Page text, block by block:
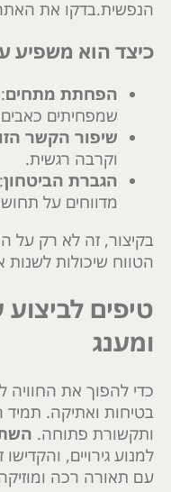
הנפשית.בדקו את
כיצד הוא משפיע
הפחתת מתחים
שמפחיתים
שיפור הקשר
וקרבה רגשית.
הגברת הביטחון
מדווחים על
בקיצור, זה לא רק על
הטווח שיכולות לשנות
טיפים לביצוע
ומענג
כדי להפוך את
בטיחות ואתיקה.
ותקשורת פתוחה.
למנוע גירויים,
עם תאורה רכה